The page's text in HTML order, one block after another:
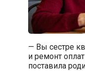
— Вы сестре
и ремонт
поставила